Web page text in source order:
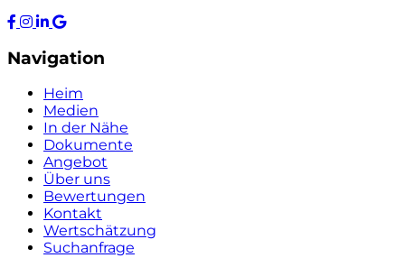
Navigation
Heim
Medien
In der Nähe
Dokumente
Angebot
Über uns
Bewertungen
Kontakt
Wertschätzung
Suchanfrage